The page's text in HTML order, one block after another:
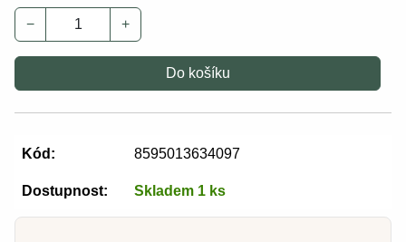
− +
Do košíku
Kód: 8595013634097
Dostupnost: Skladem 1 ks